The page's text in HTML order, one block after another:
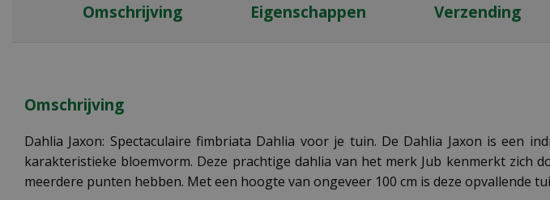
Omschrijving Eigenschappen Verzending
Omschrijving
Dahlia Jaxon: Spectaculaire fimbriata Dahlia voor je tuin. De Dahlia Jaxon is een
karakteristieke bloemvorm. Deze prachtige dahlia van het merk Jub kenmerkt
meerdere punten hebben. Met een hoogte van ongeveer 100 cm is deze opvallende